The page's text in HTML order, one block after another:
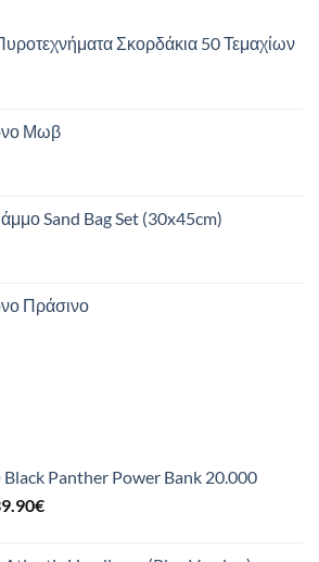
Σκορδάκια 50 Τεμαχίων
Μωβ
Sand Bag Set (30x45cm)
Πράσινο
Panther Power Bank 20.000
€Η